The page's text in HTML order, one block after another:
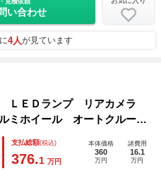
見積依頼
い合わせ
4人が見ています
ＬＥＤランプ リアカメラ
ミホイール オートクルーズ
ーレス サイドエアバッグ
ＴＣ装備 横滑り防止 切替
支払総額(税込)
376.1 万円
本体価格
360
万円
諸費用
16.1
万円